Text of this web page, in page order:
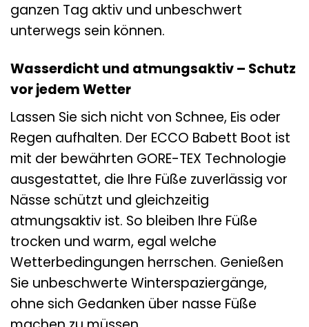
ganzen Tag aktiv und unbeschwert
unterwegs sein können.
Wasserdicht und atmungsaktiv – Schutz
vor jedem Wetter
Lassen Sie sich nicht von Schnee, Eis oder
Regen aufhalten. Der ECCO Babett Boot ist
mit der bewährten GORE-TEX Technologie
ausgestattet, die Ihre Füße zuverlässig vor
Nässe schützt und gleichzeitig
atmungsaktiv ist. So bleiben Ihre Füße
trocken und warm, egal welche
Wetterbedingungen herrschen. Genießen
Sie unbeschwerte Winterspaziergänge,
ohne sich Gedanken über nasse Füße